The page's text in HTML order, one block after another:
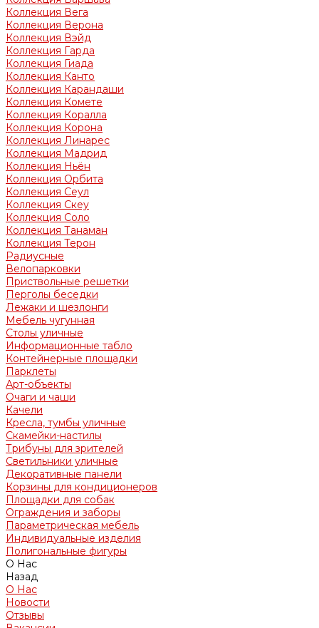
Коллекция Вега
Коллекция Верона
Коллекция Вэйд
Коллекция Гарда
Коллекция Гиада
Коллекция Канто
Коллекция Карандаши
Коллекция Комете
Коллекция Коралла
Коллекция Корона
Коллекция Линарес
Коллекция Мадрид
Коллекция Ньён
Коллекция Орбита
Коллекция Сеул
Коллекция Скеу
Коллекция Соло
Коллекция Танаман
Коллекция Терон
Радиусные
Велопарковки
Приствольные решетки
Перголы беседки
Лежаки и шезлонги
Мебель чугунная
Столы уличные
Информационные табло
Контейнерные площадки
Парклеты
Арт-объекты
Очаги и чаши
Качели
Кресла, тумбы уличные
Скамейки-настилы
Трибуны для зрителей
Светильники уличные
Декоративные панели
Корзины для кондиционеров
Площадки для собак
Ограждения и заборы
Параметрическая мебель
Индивидуальные изделия
Полигональные фигуры
О Нас
Назад
О Нас
Новости
Отзывы